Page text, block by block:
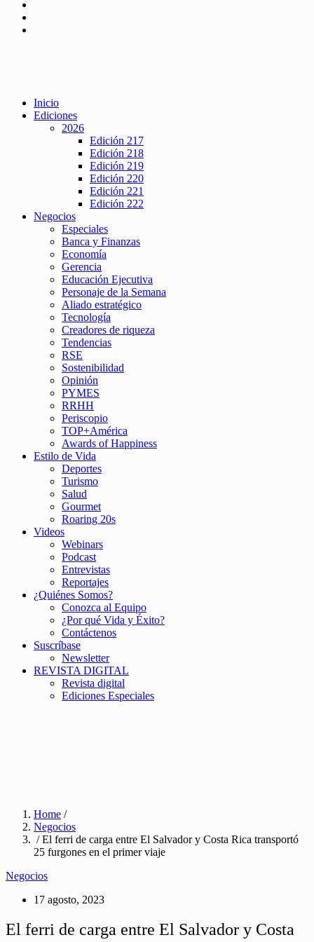
Inicio
Ediciones
2026
Edición 217
Edición 218
Edición 219
Edición 220
Edición 221
Edición 222
Negocios
Especiales
Banca y Finanzas
Economía
Gerencia
Educación Ejecutiva
Personaje de la Semana
Aliado estratégico
Tecnología
Creadores de riqueza
Tendencias
RSE
Sostenibilidad
Opinión
PYMES
RRHH
Periscopio
TOP+América
Awards of Happiness
Estilo de Vida
Deportes
Turismo
Salud
Gourmet
Roaring 20s
Videos
Webinars
Podcast
Entrevistas
Reportajes
¿Quiénes Somos?
Conozca al Equipo
¿Por qué Vida y Éxito?
Contáctenos
Suscríbase
Newsletter
REVISTA DIGITAL
Revista digital
Ediciones Especiales
Home /
Negocios
/ El ferri de carga entre El Salvador y Costa Rica transportó
25 furgones en el primer viaje
Negocios
17 agosto, 2023
El ferri de carga entre El Salvador y Costa